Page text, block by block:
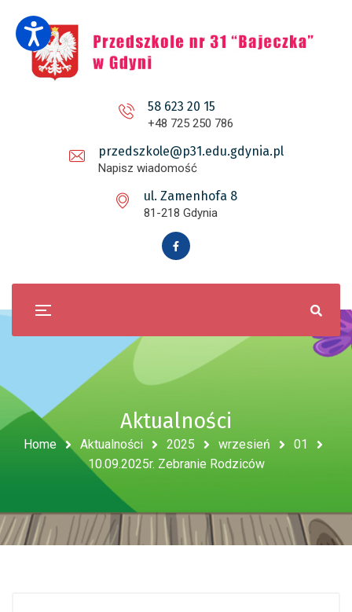
58 623 20 15
+48 725 250 786
przedszkole@p31.edu.gdynia.pl
Napisz wiadomość
ul. Zamenhofa 8
81-218 Gdynia
Aktualności
Home Aktualności 2025 wrzesień
01
10.09.2025r. Zebranie Rodziców